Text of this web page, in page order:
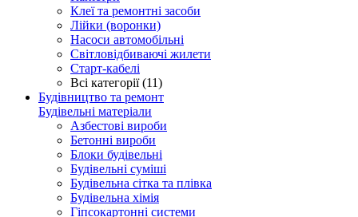
Клеї та ремонтні засоби
Лійки (воронки)
Насоси автомобільні
Світловідбиваючі жилети
Старт-кабелі
Всі категорії (11)
Будівництво та ремонт
Будівельні матеріали
Азбестові вироби
Бетонні вироби
Блоки будівельні
Будівельні суміші
Будівельна сітка та плівка
Будівельна хімія
Гіпсокартонні системи